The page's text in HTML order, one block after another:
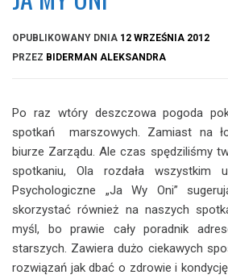
OPUBLIKOWANY DNIA 12 WRZEŚNIA 2012
PRZEZ BIDERMAN ALEKSANDRA
Po raz wtóry deszczowa pogoda
spotkań marszowych. Zamiast na
biurze Zarządu. Ale czas spędziliśmy
spotkaniu, Ola rozdała wszystkim
Psychologiczne „Ja Wy Oni”
skorzystać również na naszych
myśl, bo prawie cały poradnik
starszych. Zawiera dużo ciekawych
rozwiązań jak dbać o zdrowie i